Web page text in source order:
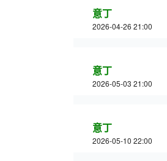
意丁
2026-04-26 21:00
意丁
2026-05-03 21:00
意丁
2026-05-10 22:00